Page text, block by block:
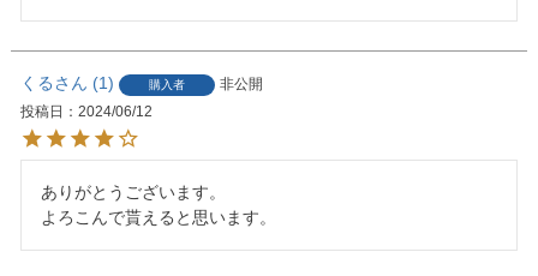
くる 1 購入者
非公開
投稿日
2024/06/12
ありがとうございます。